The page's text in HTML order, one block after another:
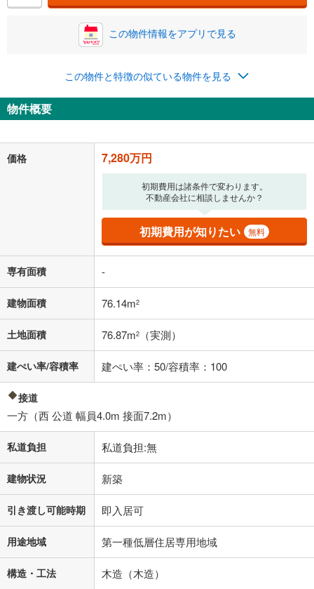
0.01%
一般的には最長35年まで借り入れ可能です。多くの金融機関
閉じる
頭金 万円
7,280万円
自己資金から住宅購入にかけられる金額を入力してくださ
い。一般的には物件価格の2割までが目安です。
閉じる
万円
/回
0円
年2回払いを想定しています。毎月の返済額に加えて、ボー
ナス時の増額分（1回分）を入力してください。
月々の返済額 188,978 円/月
「金利」については、ご利用を予定されている金融機関等にご確認の
上、ご自身での入力をお願いいたします。初期設定で自動入力されてい
の金融機関等における貸出金利を何ら保証するものではありません。返
済方法「元利均等返済」にて算出しております。入力された金利を35年
適用した場合の計算結果を表示しています。
借り入れの際は各金融機関等に、必ずご自身でご確認をお願いいたしま
す。
条件によってお借り入れができないことがあります。
不動産会社に購入相談をする 無料
この物件情報をアプリで見る
この物件と特徴の似ている物件を見る
物件概要
価格 7,280万円
初期費用は諸条件で変わります。
不動産会社に相談しませんか？
初期費用が知りたい 無料
専有面積 -
建物面積 76.14m2
土地面積 76.87m2 （実測）
建ぺい率/容積率 建ぺい率：50/容積率：100
接道
一方（西 公道 幅員4.0m 接面7.2m）
私道負担 私道負担:無
建物状況 新築
引き渡し可能時期 即入居可
用途地域 第一種低層住居専用地域
構造・工法 木造（木造）